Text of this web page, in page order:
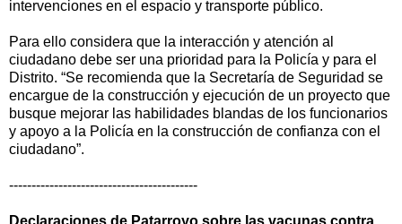
intervenciones en el espacio y transporte público.
Para ello considera que la interacción y atención al
ciudadano debe ser una prioridad para la Policía y para el
Distrito. “Se recomienda que la Secretaría de Seguridad se
encargue de la construcción y ejecución de un proyecto que
busque mejorar las habilidades blandas de los funcionarios
y apoyo a la Policía en la construcción de confianza con el
ciudadano”.
------------------------------------------
Declaraciones de Patarroyo sobre las vacunas contra